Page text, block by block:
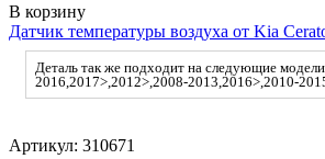
В корзину
Датчик температуры воздуха от Kia
Деталь так же подходит на следующие
2016,2017>,2012>,2008-2013,2016>,2010-
Артикул: 310671